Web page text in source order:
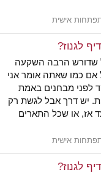
אישית
לגנוז?
שדורש הרבה השקעה
אם כמו שאתה אומר אני
לפני מבחנים באמת
יש דרך אבל לגשת רק
אז, או שכל התארים
אישית
לגנוז?